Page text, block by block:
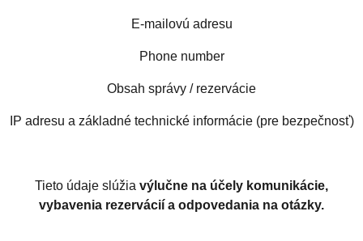
E-mailovú adresu
Phone number
Obsah správy / rezervácie
IP adresu a základné technické informácie (pre bezpečnosť)
Tieto údaje slúžia výlučne na účely komunikácie,
vybavenia rezervácií a odpovedania na otázky.